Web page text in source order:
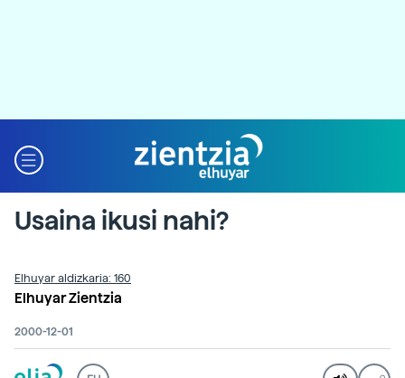
Usaina ikusi nahi?
Elhuyar aldizkaria: 160
Elhuyar Zientzia
2000-12-01